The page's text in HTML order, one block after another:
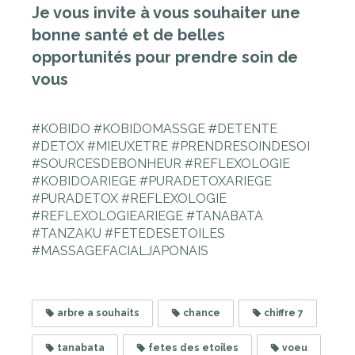
Je vous invite à vous souhaiter une
bonne santé et de belles
opportunités pour prendre soin de
vous
#KOBIDO #KOBIDOMASSGE #DETENTE
#DETOX #MIEUXETRE #PRENDRESOINDESOI
#SOURCESDEBONHEUR #REFLEXOLOGIE
#KOBIDOARIEGE #PURADETOXARIEGE
#PURADETOX #REFLEXOLOGIE
#REFLEXOLOGIEARIEGE #TANABATA
#TANZAKU #FETEDESETOILES
#MASSAGEFACIALJAPONAIS
arbre a souhaits chance chiffre 7
tanabata fetes des etoiles voeu